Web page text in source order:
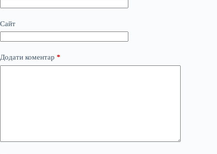
Сайт
Додати коментар *